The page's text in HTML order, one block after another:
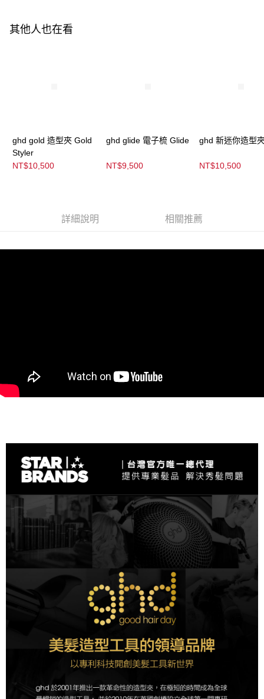
後付繳納相關費用。
※ 交易是否成功請以「AFTEE先享後付 」之結帳頁面顯示為準，若有關於
３．未成年的使用者請事先徵得法定代理人或監護人之同意方可使用
「AFTEE先享後付」，若未經同意申辦者引起之損失，本公司不負相關責
任。
４．使用「AFTEE先享後付」時，將依據個別帳號之用戶狀況，依本公司即
恩沛科技股份有限公司將有權停止該用戶之使用額度並採取法律行動。
其他人也在看
ghd gold 造型夾 Gold
Styler
NT$10,500
ghd glide 電子梳 Glide
NT$9,500
ghd 新迷你造型
NT$10,500
詳細說明 相關推薦